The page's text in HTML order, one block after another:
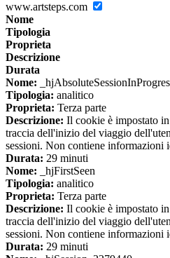
www.artsteps.com
Nome
Tipologia
Proprieta
Descrizione
Durata
Nome:
Tipologia: analitico
Proprieta: Terza parte
Descrizione: Il cookie è impostato
traccia dell'inizio del viaggio
sessioni. Non contiene informazioni
Durata: 29 minuti
Nome: _hjFirstSeen
Tipologia: analitico
Proprieta: Terza parte
Descrizione: Il cookie è impostato
traccia dell'inizio del viaggio
sessioni. Non contiene informazioni
Durata: 29 minuti